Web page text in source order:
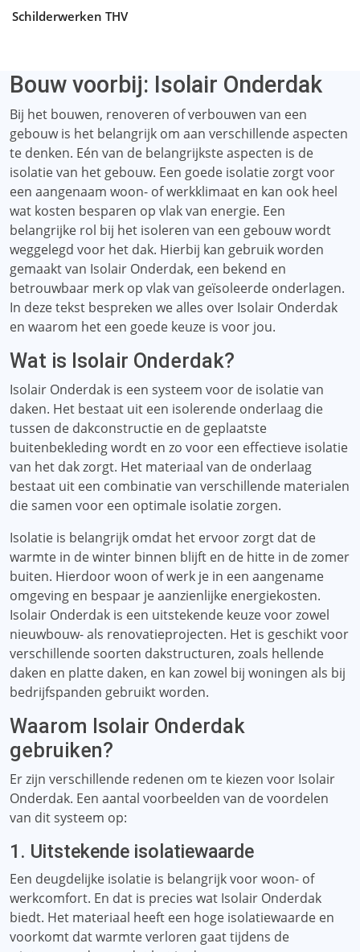
Schilderwerken THV
Bouw voorbij: Isolair Onderdak
Bij het bouwen, renoveren of verbouwen van een
gebouw is het belangrijk om aan verschillende aspecten
te denken. Eén van de belangrijkste aspecten is de
isolatie van het gebouw. Een goede isolatie zorgt voor
een aangenaam woon- of werkklimaat en kan ook heel
wat kosten besparen op vlak van energie. Een
belangrijke rol bij het isoleren van een gebouw wordt
weggelegd voor het dak. Hierbij kan gebruik worden
gemaakt van Isolair Onderdak, een bekend en
betrouwbaar merk op vlak van geïsoleerde onderlagen.
In deze tekst bespreken we alles over Isolair Onderdak
en waarom het een goede keuze is voor jou.
Wat is Isolair Onderdak?
Isolair Onderdak is een systeem voor de isolatie van
daken. Het bestaat uit een isolerende onderlaag die
tussen de dakconstructie en de geplaatste
buitenbekleding wordt en zo voor een effectieve isolatie
van het dak zorgt. Het materiaal van de onderlaag
bestaat uit een combinatie van verschillende materialen
die samen voor een optimale isolatie zorgen.
Isolatie is belangrijk omdat het ervoor zorgt dat de
warmte in de winter binnen blijft en de hitte in de zomer
buiten. Hierdoor woon of werk je in een aangename
omgeving en bespaar je aanzienlijke energiekosten.
Isolair Onderdak is een uitstekende keuze voor zowel
nieuwbouw- als renovatieprojecten. Het is geschikt voor
verschillende soorten dakstructuren, zoals hellende
daken en platte daken, en kan zowel bij woningen als bij
bedrijfspanden gebruikt worden.
Waarom Isolair Onderdak
gebruiken?
Er zijn verschillende redenen om te kiezen voor Isolair
Onderdak. Een aantal voorbeelden van de voordelen
van dit systeem op:
1. Uitstekende isolatiewaarde
Een deugdelijke isolatie is belangrijk voor woon- of
werkcomfort. En dat is precies wat Isolair Onderdak
biedt. Het materiaal heeft een hoge isolatiewaarde en
voorkomt dat warmte verloren gaat tijdens de